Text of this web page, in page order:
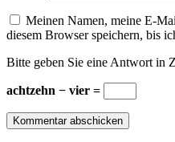
Meinen Namen, meine E-
diesem Browser speichern, bis
Bitte geben Sie eine Antwort in
achtzehn − vier =